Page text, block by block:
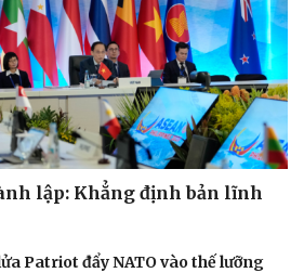
lập: Khẳng định bản lĩnh
Patriot đẩy NATO vào thế lưỡng